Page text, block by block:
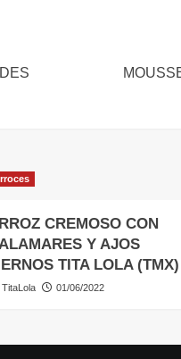
CREMOSO CON
Y AJOS
TITA LOLA (TMX)
TitaLola 01/06/2022